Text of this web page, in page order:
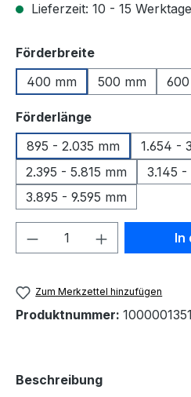
Lieferzeit: 10 - 15 Werktage
Förderbreiteauswählen
400 mm
500 mm
Förderlängeauswählen
895 - 2.035 mm
1.654 -
2.395 - 5.815 mm
3.145 -
3.895 - 9.595 mm
Produkt Anzahl: In
Zum Merkzettel hinzufügen
Produktnummer: 1000001351
Beschreibung